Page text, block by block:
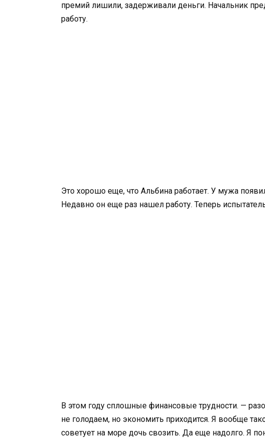
премий лишили, задерживали деньги. Начальник
работу.
Это хорошо еще, что Альбина работает. У мужа
Недавно он еще раз нашел работу. Теперь
В этом году сплошные финансовые трудности. —
не голодаем, но экономить приходится. Я вообще
советует на море дочь свозить. Да еще надолго. Я